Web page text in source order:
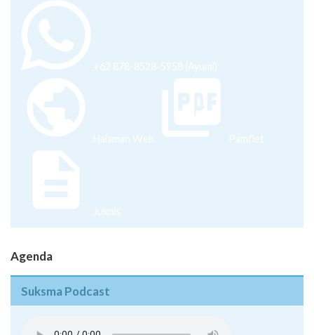
+62 878-8528-5958 (Ayumi)
Halaman Web Pamflet
Juknis
Agenda
Suksma Podcast